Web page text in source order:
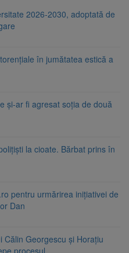
2026-2030, adoptată de
în jumătatea estică a
și-ar fi agresat soția de două
la cioate. Bărbat prins în
pentru urmărirea inițiativei de
Dan
Georgescu și Horațiu